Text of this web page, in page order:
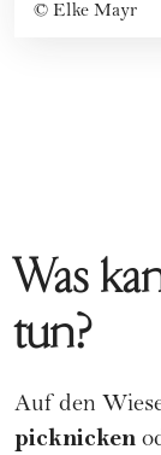
© Elke Mayr
Was
tun?
Auf den
picknicken